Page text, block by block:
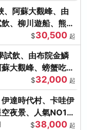
、阿蘇大觀峰、由
、柳川遊船、熊本
$30,500 起
試飲、由布院金鱗
大觀峰、螃蟹吃到
$32,000 起
達時代村、卡哇伊
夜景、人氣NO1小
$38,000 起